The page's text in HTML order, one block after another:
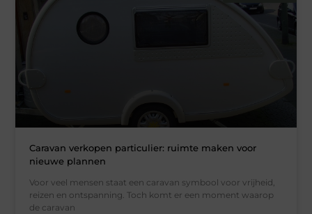
Caravan verkopen particulier: ruimte maken voor
nieuwe plannen
Voor veel mensen staat een caravan symbool voor vrijheid,
reizen en ontspanning. Toch komt er een moment waarop
de caravan